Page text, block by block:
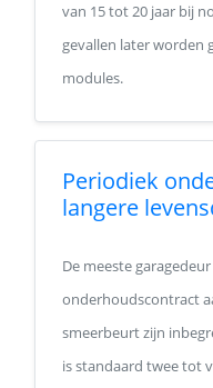
van 15 tot 20 jaar bij
gevallen later worden
modules.
Periodiek
langere
De meeste
onderhoudscontract
smeerbeurt zijn
is standaard twee tot